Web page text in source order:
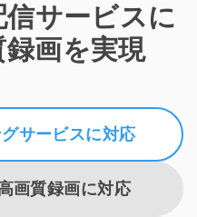
サービスに
画を実現
サービスに対応
画質録画に対応